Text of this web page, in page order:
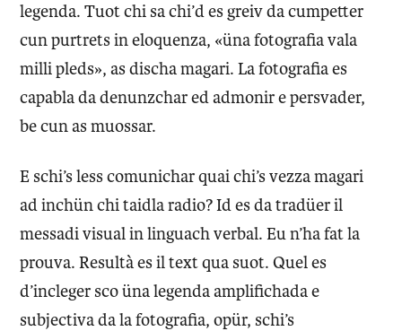
legenda. Tuot chi sa chi’d es greiv da cumpetter
cun purtrets in eloquenza, «üna fotografia vala
milli pleds», as discha magari. La fotografia es
capabla da denunzchar ed admonir e persvader,
be cun as muossar.
E schi’s less comunichar quai chi’s vezza magari
ad inchün chi taidla radio? Id es da tradüer il
messadi visual in linguach verbal. Eu n’ha fat la
prouva. Resultà es il text qua suot. Quel es
d’incleger sco üna legenda amplifichada e
subjectiva da la fotografia, opür, schi’s